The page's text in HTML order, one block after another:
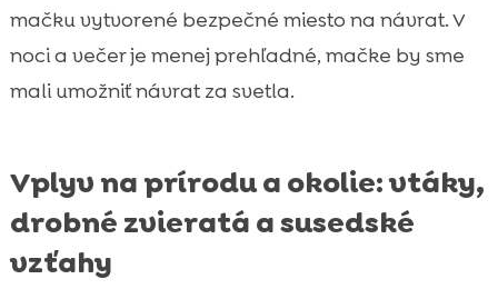
mačku vytvorené bezpečné miesto na návrat. V
noci a večer je menej prehľadné, mačke by sme
mali umožniť návrat za svetla.
Vplyv na prírodu a okolie: vtáky,
drobné zvieratá a susedské
vzťahy